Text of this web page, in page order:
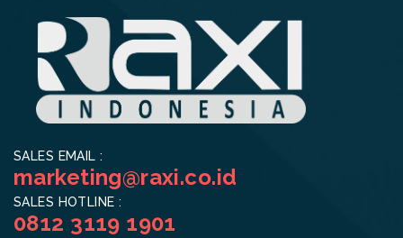
SALES EMAIL :
marketing@raxi.co.id
SALES HOTLINE :
0812 3119 1901